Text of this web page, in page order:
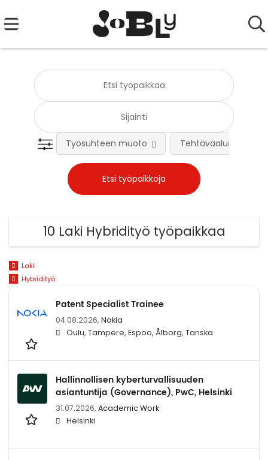
Työsuhteen muoto Tehtäväalue
10 Laki Hybridityö työpaikkaa
Laki
Hybridityö
Patent Specialist Trainee
04.08.2026, Nokia
Oulu, Tampere, Espoo, Ålborg, Tanska
Hallinnollisen kyberturvallisuuden
asiantuntija (Governance), PwC, Helsinki
31.07.2026, Academic Work
Helsinki